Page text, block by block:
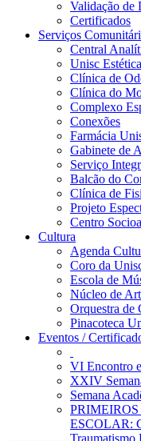
Validação de
Certificados
Serviços
Central
Unisc
Clínica de
Clínica do
Complexo
Conexões
Farmácia
Gabinete de
Serviço
Balcão do
Clínica de
Projeto
Centro
Cultura
Agenda
Coro da
Escola de
Núcleo de
Orquestra de
Pinacoteca
Eventos /
VI Encontro
XXIV
Semana
ESCOLAR:
Traumatismo